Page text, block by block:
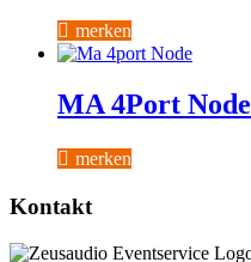
merken
MA 4Port Node
merken
Kontakt